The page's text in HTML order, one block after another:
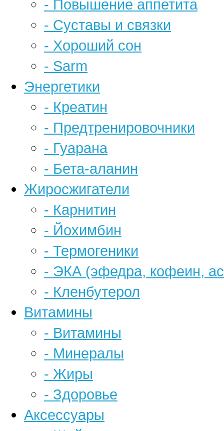
- Повышение аппетита
- Суставы и связки
- Хороший сон
- Sarm
Энергетики
- Креатин
- Предтренировочники
- Гуарана
- Бета-аланин
Жиросжигатели
- Карнитин
- Йохимбин
- Термогеники
- ЭКА (эфедра, кофеин,
- Кленбутерол
Витамины
- Витамины
- Минералы
- Жиры
- Здоровье
Аксессуары